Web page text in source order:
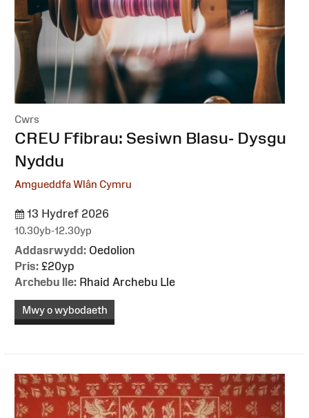
Cwrs
:CREU Ffibrau: Sesiwn Blasu- Dysgu
Nyddu
Amgueddfa Wlân Cymru
13 Hydref 2026
10.30yb-12.30yp
Addasrwydd: Oedolion
Pris: £20yp
Archebu lle: Rhaid Archebu Lle
Mwy o wybodaeth